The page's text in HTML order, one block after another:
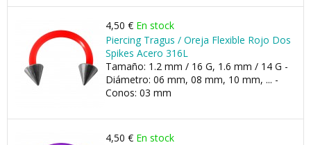
4,50 € En stock
Piercing Tragus / Oreja Flexible Rojo Dos
Spikes Acero 316L
Tamaño: 1.2 mm / 16 G, 1.6 mm / 14 G -
Diámetro: 06 mm, 08 mm, 10 mm, ... -
Conos: 03 mm
4,50 € En stock